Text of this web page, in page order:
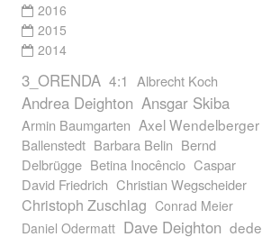
2016
2015
2014
3_ORENDA 4:1 Albrecht Koch
Andrea Deighton Ansgar Skiba
Armin Baumgarten Axel Wendelberger
Ballenstedt Barbara Belin Bernd
Delbrügge Betina Inocêncio Caspar
David Friedrich Christian Wegscheider
Christoph Zuschlag Conrad Meier
Daniel Odermatt Dave Deighton dede